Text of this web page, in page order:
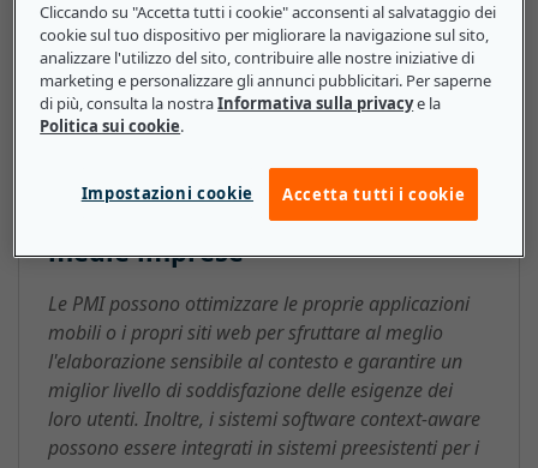
del dispositivo.
Elaborazione sensibile al contesto
(Context-aware Computing): ecco
cosa devono sapere le piccole e
medie imprese
Le PMI possono ottimizzare le proprie applicazioni
mobili o i propri siti web per sfruttare al meglio
l'elaborazione sensibile al contesto e garantire un
miglior livello di soddisfazione delle esigenze dei
loro utenti. Inoltre, i sistemi software context-aware
possono essere integrati in sistemi preesistenti per i
Cliccando su "Accetta tutti i cookie" acconsenti al salvataggio dei
cookie sul tuo dispositivo per migliorare la navigazione sul sito,
analizzare l'utilizzo del sito, contribuire alle nostre iniziative di
marketing e personalizzare gli annunci pubblicitari. Per saperne
di più, consulta la nostraInformativa sulla privacye la
Politica sui cookie.
Impostazioni cookie Accetta tutti i cookie